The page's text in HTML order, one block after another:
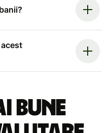
bune